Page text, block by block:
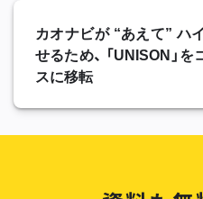
カオナビが “あえて” ハ
せるため、 「UNISON」
スに移転